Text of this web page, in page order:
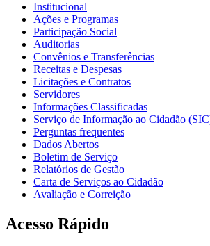
Institucional
Ações e Programas
Participação Social
Auditorias
Convênios e Transferências
Receitas e Despesas
Licitações e Contratos
Servidores
Informações Classificadas
Serviço de Informação ao Cidadão
Perguntas frequentes
Dados Abertos
Boletim de Serviço
Relatórios de Gestão
Carta de Serviços ao Cidadão
Avaliação e Correição
Acesso Rápido